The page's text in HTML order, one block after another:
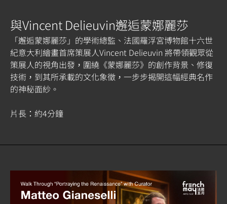
與Vincent Delieuvin邂逅蒙娜麗莎
「邂逅蒙娜麗莎」的學術總監、法國羅浮宮博物館十六世
紀意大利繪畫首席策展人Vincent Delieuvin 將帶領觀眾從
策展人的視角出發，圍繞《蒙娜麗莎》的創作背景、修復
技術，到其所承載的文化象徵，一步步揭開這幅經典名作
的神秘面紗。
片長：約4分鐘